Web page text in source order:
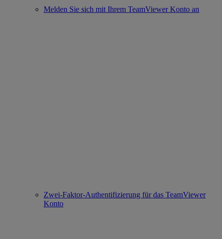
Melden Sie sich mit Ihrem TeamViewer Konto an
Zwei-Faktor-Authentifizierung für das TeamViewer
Konto